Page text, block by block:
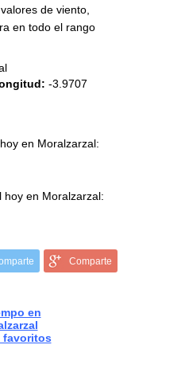
de viento,
en todo el rango
-3.9707
en Moralzarzal:
hoy en Moralzarzal:
Comparte
en
favoritos